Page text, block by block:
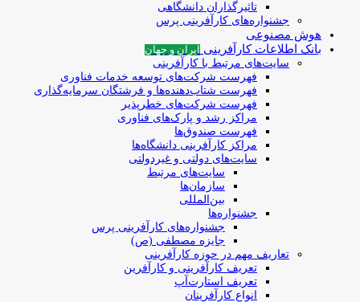
تاثیرگذاران دانشگاهی
جشنواره‌های کارآفرینی‌ پرس
هوش مصنوعی
بانک اطلاعات کارآفرینی
ایران و جهان
سایت‌های مرتبط با کارآفرینی
فهرست شرکت‌های‌‌ توسعه‌ خدمات فناوری
فهرست شتاب‌دهنده‌ها‌ و فرشتگان‌ سرمایه‌گذاری
فهرست شرکت‌های خطرپذیر
مراکز رشد و پارک‌های فناوری
فهرست صندوق‌ها
مراکز کارآفرینی دانشگاه‌ها
سایت‌های دولتی و غیردولتی
سایت‌های مرتبط
سازمان‌ها
بین‌المللی
جشنواره‌ها
جشنواره‌های کارآفرینی‌ پرس
جایزه مصطفی (ص)
تعاریف مهم در حوزه کارآفرینی
تعریف کارآفرینی و کارآفرین
تعریف استارت‌آپ
انواع کارآفرینان